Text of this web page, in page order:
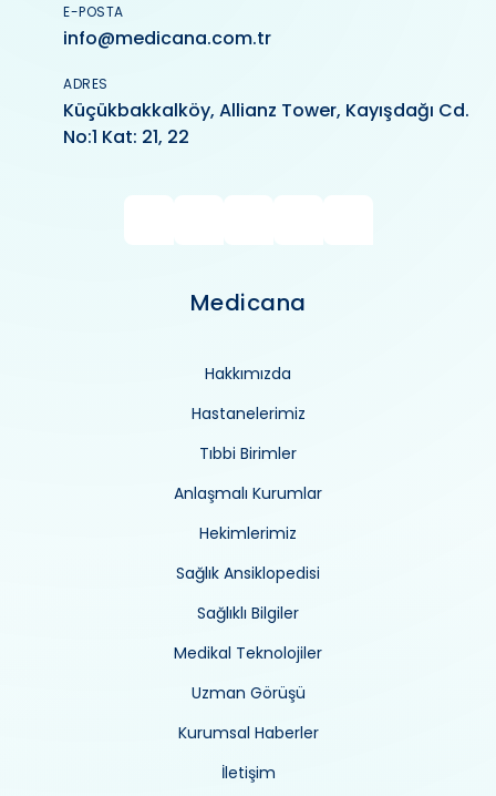
E-POSTA
info@medicana.com.tr
ADRES
Küçükbakkalköy, Allianz Tower, Kayışdağı Cd.
No:1 Kat: 21, 22
Medicana
Hakkımızda
Hastanelerimiz
Tıbbi Birimler
Anlaşmalı Kurumlar
Hekimlerimiz
Sağlık Ansiklopedisi
Sağlıklı Bilgiler
Medikal Teknolojiler
Uzman Görüşü
Kurumsal Haberler
İletişim